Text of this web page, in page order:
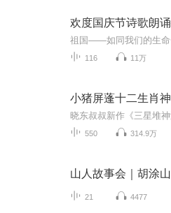
欢度国庆节诗歌朗
116 11万
550 314.9万
山人故事会｜胡涂山
21 4477